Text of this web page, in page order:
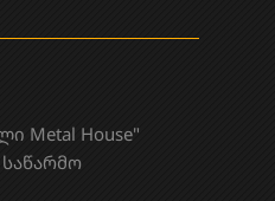
Metal House"